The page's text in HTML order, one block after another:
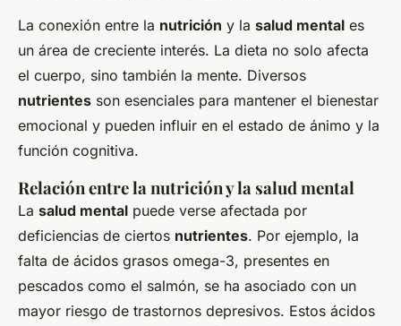
La conexión entre la nutrición y la salud mental es
un área de creciente interés. La dieta no solo afecta
el cuerpo, sino también la mente. Diversos
nutrientes son esenciales para mantener el bienestar
emocional y pueden influir en el estado de ánimo y la
función cognitiva.
Relación entre la nutrición y la salud mental
La salud mental puede verse afectada por
deficiencias de ciertos nutrientes. Por ejemplo, la
falta de ácidos grasos omega-3, presentes en
pescados como el salmón, se ha asociado con un
mayor riesgo de trastornos depresivos. Estos ácidos